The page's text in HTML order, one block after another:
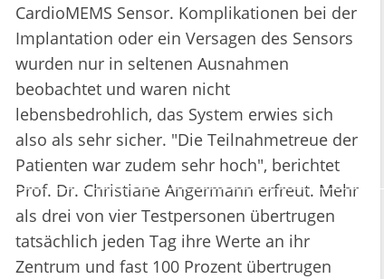
CardioMEMS Sensor. Komplikationen bei der
Implantation oder ein Versagen des Sensors
wurden nur in seltenen Ausnahmen
beobachtet und waren nicht
lebensbedrohlich, das System erwies sich
also als sehr sicher. "Die Teilnahmetreue der
Patienten war zudem sehr hoch", berichtet
Prof. Dr. Christiane Angermann erfreut. Mehr
als drei von vier Testpersonen übertrugen
tatsächlich jeden Tag ihre Werte an ihr
Zentrum und fast 100 Prozent übertrugen